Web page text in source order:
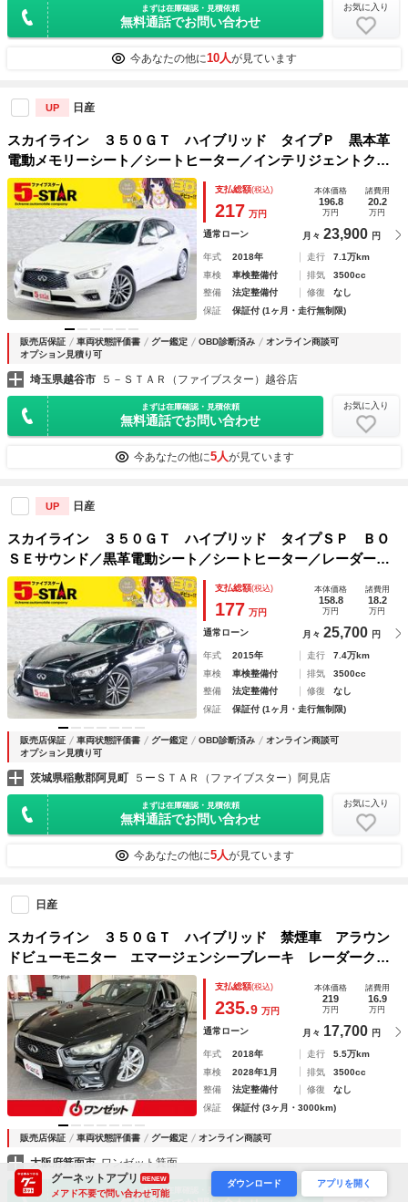
まずは在庫確認・見積依頼
無料通話でお問い合わせ
お気に入り
今あなたの他に10人が見ています
UP 日産
スカイライン ３５０ＧＴ ハイブリッド タイプＰ 黒本革
電動メモリーシート／シートヒーター／インテリジェントクル
コン／フロント＆バックソナー／レーンアシスト／ＢＳＩ／Ｂ
ＵＩ／ハイビームアシスト／アラウンドビューモニター／純正
ナビ／ＬＥＤオートライト
支払総額(税込)
217 万円
本体価格
196.8
万円
諸費用
20.2
万円
通常ローン 月々 23,900 円
年式 2018年 走行
7.1万km
車検
車検整備付 排気
3500cc
整備
法定整備付 修復
なし
保証
保証付 (1ヶ月・走行無制限)
販売店保証 車両状態評価書 グー鑑定 OBD診断済み
オンライン商談可
オプション見積り可
埼玉県越谷市 ５－ＳＴＡＲ（ファイブスター）越谷店
まずは在庫確認・見積依頼
無料通話でお問い合わせ
お気に入り
今あなたの他に5人が見ています
UP 日産
スカイライン ３５０ＧＴ ハイブリッド タイプＳＰ ＢＯ
ＳＥサウンド／黒革電動シート／シートヒーター／レーダーク
ルコン／ＰＣＳ／レーンアシスト／クリアランスソナー／ＢＳ
Ｍ／ＲＣＴＡ／ＥＴＣ／ＬＥＤオートハイビーム／純正ナビ／
地デジ／全周囲カメラ
支払総額(税込)
177 万円
本体価格
158.8
万円
諸費用
18.2
万円
通常ローン 月々 25,700 円
年式 2015年 走行
7.4万km
車検
車検整備付 排気
3500cc
整備
法定整備付 修復
なし
保証
保証付 (1ヶ月・走行無制限)
販売店保証 車両状態評価書 グー鑑定 OBD診断済み
オンライン商談可
オプション見積り可
茨城県稲敷郡阿見町 ５ーＳＴＡＲ（ファイブスター）阿見店
まずは在庫確認・見積依頼
無料通話でお問い合わせ
お気に入り
今あなたの他に5人が見ています
日産
スカイライン ３５０ＧＴ ハイブリッド 禁煙車 アラウン
ドビューモニター エマージェンシーブレーキ レーダークル
ーズ クリアンランスソナー ブラインドスポットモニター
メーカーナビゲション パワーシート クロハーフレザーシー
ト 純正１７イン
支払総額(税込)
235.9 万円
本体価格
219
万円
諸費用
16.9
万円
通常ローン 月々 17,700 円
年式 2018年 走行
5.5万km
車検
2028年1月 排気
3500cc
整備
法定整備付 修復
なし
保証
保証付 (3ヶ月・3000km)
販売店保証 車両状態評価書 グー鑑定 オンライン商談可
大阪府箕面市 ワンゼット箕面
まずは在庫確認・見積依頼 お気に入り
グーネットアプリ RENEW
メアド不要で問い合わせ可能
ダウンロード アプリを開く